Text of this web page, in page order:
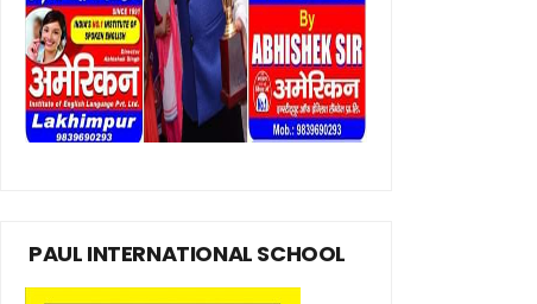
PAUL INTERNATIONAL SCHOOL